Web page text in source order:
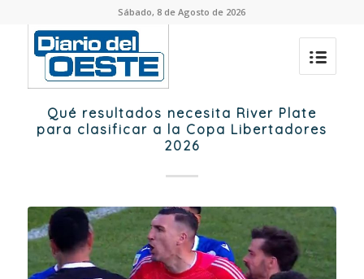
Sábado, 8 de Agosto de 2026
Qué resultados necesita River Plate
para clasificar a la Copa Libertadores
2026